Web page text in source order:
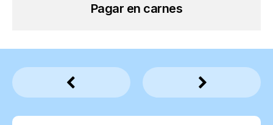
Pagar en carnes